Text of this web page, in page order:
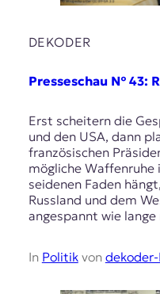
DEKODER
Presseschau № 43:
Erst scheitern die
und den USA, dann
französischen
mögliche Waffenruhe
seidenen Faden
Russland und dem
angespannt wie lange
In Politikvon